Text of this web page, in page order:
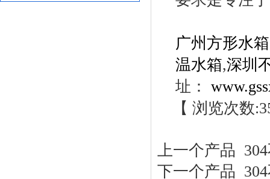
广州方形水箱
温水箱,深圳
址：
【 浏览次数:
上一个产品
下一个产品